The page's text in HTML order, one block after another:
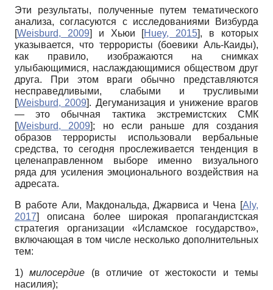
Эти результаты, полученные путем тематического
анализа, согласуются с исследованиями Визбурда
[Weisburd, 2009] и Хьюи [Huey, 2015], в которых
указывается, что террористы (боевики Аль-Каиды),
как правило, изображаются на снимках
улыбающимися, наслаждающимися обществом друг
друга. При этом враги обычно представляются
несправедливыми, слабыми и трусливыми
[Weisburd, 2009]. Дегуманизация и унижение врагов
— это обычная тактика экстремистских СМК
[Weisburd, 2009]; но если раньше для создания
образов террористы использовали вербальные
средства, то сегодня прослеживается тенденция в
целенаправленном выборе именно визуального
ряда для усиления эмоционального воздействия на
адресата.
В работе Али, Макдональда, Джарвиса и Чена [Aly,
2017]
описана более широкая пропагандистская
стратегия организации «Исламское государство»,
включающая в том числе несколько дополнительных
тем:
1)милосердие (в отличие от жестокости и темы
насилия);